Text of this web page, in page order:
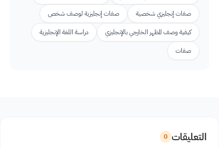
صفات إنجليزي شخصية
صفات إنجليزية لوصف شخص
كيفية وصف المظهر الخارجي بالإنجليزي
دراسة اللغة الإنجليزية
صفات
التعليقات 0